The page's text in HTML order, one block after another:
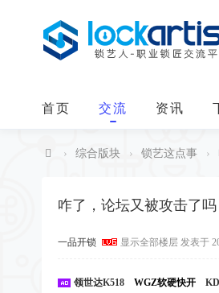
首页 交流 资讯
› 综合版块 › 锁艺这点事 ›
咋了，论坛又被攻击了
一品开锁 显示全部楼层 发表于
领世达K518 WGZ软硬快开